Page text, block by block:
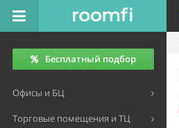
Бесплатный подбор
Офисы и БЦ
Торговые помещения и ТЦ